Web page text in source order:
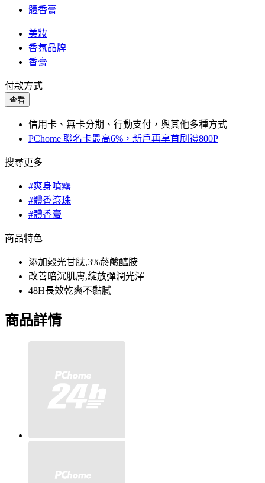
體香膏
美妝
香氛品牌
香膏
付款方式
查看
信用卡、無卡分期、行動支付，與其他多種方式
PChome 聯名卡最高6%，新戶再享首刷禮800P
搜尋更多
#爽身噴霧
#體香滾珠
#體香膏
商品特色
添加穀光甘肽,3%菸鹼醯胺
改善暗沉肌膚,綻放彈潤光澤
48H長效乾爽不黏膩
商品詳情